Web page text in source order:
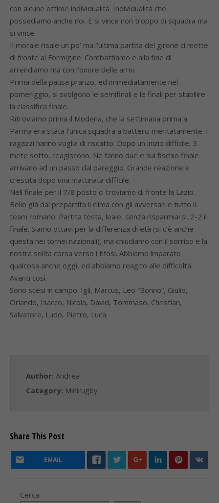
con alcune ottime individualità. Individualità che
possediamo anche noi. E si vince non troppo di squadra ma
si vince.
Il morale risale un po’ ma l’ultima partita del girone ci mette
di fronte al Formigine. Combattiamo e alla fine di
arrendiamo ma con l’onore delle armi.
Prima della pausa pranzo, ed immediatamente nel
pomeriggio, si svolgono le semifinali e le finali per stabilire
la classifica finale.
Ritroviamo prima il Modena, che la settimana prima a
Parma era stata l’unica squadra a batterci meritatamente. I
ragazzi hanno voglia di riscatto. Dopo un inizio difficile, 3
mete sotto, reagiscono. Ne fanno due e sul fischio finale
arrivano ad un passo dal pareggio. Grande reazione e
crescita dopo una mattinata difficile.
Nell finale per il 7/8 posto ci troviamo di fronte la Lazio.
Bello già dal prepartita il clima con gli avversari e tutto il
team romano. Partita tosta, leale, senza risparmiarsi. 2-2 il
finale. Siamo ottavi per la differenza di età (si c’è anche
questa nei tornei nazionali), ma chiudiamo con il sorriso e la
nostra solita corsa verso i tifosi. Abbiamo imparato
qualcosa anche oggi, ed abbiamo reagito alle difficoltà.
Avanti così.
Sono scesi in campo: Igli, Marcus, Leo “Bonno”, Giulio,
Orlando, Isacco, Nicola, David, Tommaso, Christian,
Salvatore, Ludo, Pietro, Luca.
Author: Andrea
Category: Minirugby
Share This Post
EMAIL
Cerca